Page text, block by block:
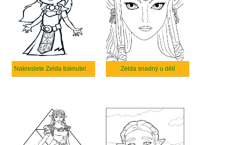
Nakreslete Zelda tisknutelné pro děti Zelda snadný u dětí